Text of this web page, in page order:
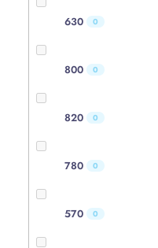
630 0
800 0
820 0
780 0
570 0